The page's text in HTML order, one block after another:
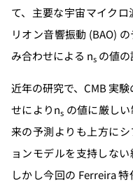
て、主要な宇宙マイク
リオン音響振動 (BAO)
み合わせによる ns の値の
近年の研究で、CMB 実
せによりns の値に厳し
来の予測よりも上方に
ョンモデルを支持しな
しかし今回の Ferreira